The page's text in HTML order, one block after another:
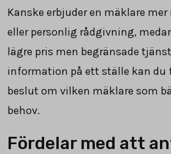
Kanske erbjuder en mäklare
eller personlig rådgivning,
lägre pris men begränsade
information på ett ställe kan
beslut om vilken mäklare som
behov.
Fördelar med att